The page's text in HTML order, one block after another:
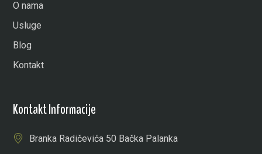
O nama
Usluge
Blog
Kontakt
Kontakt Informacije
Branka Radičevića 50 Bačka Palanka